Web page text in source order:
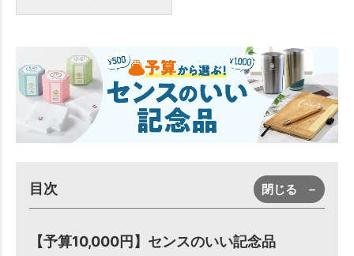
目次 閉じる －
【予算10,000円】センスのいい記念品